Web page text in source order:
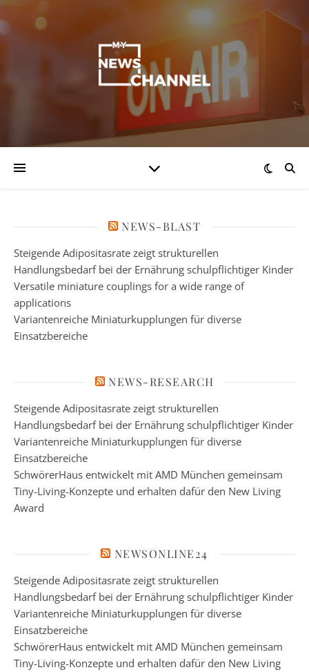
NEWS-BLAST
Steigende Adipositasrate zeigt strukturellen
Handlungsbedarf bei der Ernährung schulpflichtiger Kinder
Versatile miniature couplings for a wide range of
applications
Variantenreiche Miniaturkupplungen für diverse
Einsatzbereiche
NEWS-RESEARCH
Steigende Adipositasrate zeigt strukturellen
Handlungsbedarf bei der Ernährung schulpflichtiger Kinder
Variantenreiche Miniaturkupplungen für diverse
Einsatzbereiche
SchwörerHaus entwickelt mit AMD München gemeinsam
Tiny-Living-Konzepte und erhalten dafür den New Living
Award
NEWSONLINE24
Steigende Adipositasrate zeigt strukturellen
Handlungsbedarf bei der Ernährung schulpflichtiger Kinder
Variantenreiche Miniaturkupplungen für diverse
Einsatzbereiche
SchwörerHaus entwickelt mit AMD München gemeinsam
Tiny-Living-Konzepte und erhalten dafür den New Living